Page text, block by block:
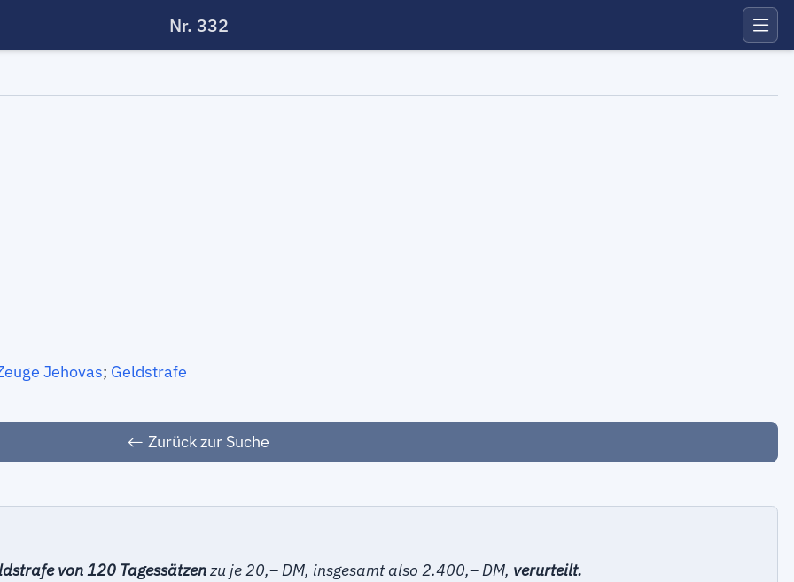
Nr. 332
Jehovas; Geldstrafe
Zurück zur Suche
von 120 Tagessätzenzu je 20,– DM, insgesamt also 2.400,– DM, verurteilt.